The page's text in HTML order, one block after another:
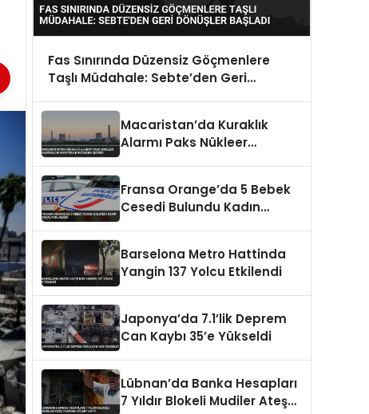
Fas Sınırında Düzensiz Göçmenlere
Taşlı Müdahale: Sebte’den Geri
Macaristan’da Kuraklık
Alarmı Paks Nükleer
Fransa Orange’da 5 Bebek
Cesedi Bulundu Kadın
Barselona Metro Hattinda
Yangin 137 Yolcu Etkilendi
Japonya’da 7.1’lik Deprem
Can Kaybı 35’e Yükseldi
Lübnan’da Banka Hesapları
7 Yıldır Blokeli Mudiler Ateş